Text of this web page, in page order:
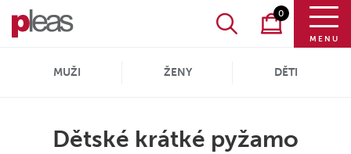
0
MENU
MUŽI ŽENY DĚTI
Dětské krátké pyžamo